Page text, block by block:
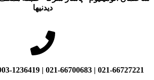
دیدنیها
021-66727221 | 021-66700683 | 0903-1236419 | 0939-2020725